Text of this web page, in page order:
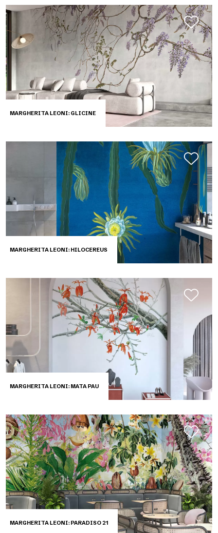
MARGHERITA LEONI: GLICINE
MARGHERITA LEONI: HILOCEREUS
MARGHERITA LEONI: MATA PAU
MARGHERITA LEONI: PARADISO 21